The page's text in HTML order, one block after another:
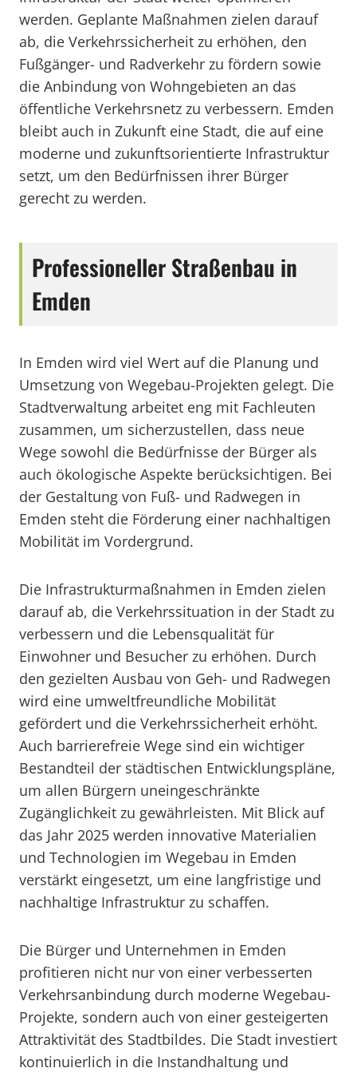
werden. Geplante Maßnahmen zielen darauf
ab, die Verkehrssicherheit zu erhöhen, den
Fußgänger- und Radverkehr zu fördern sowie
die Anbindung von Wohngebieten an das
öffentliche Verkehrsnetz zu verbessern. Emden
bleibt auch in Zukunft eine Stadt, die auf eine
moderne und zukunftsorientierte Infrastruktur
setzt, um den Bedürfnissen ihrer Bürger
gerecht zu werden.
Professioneller Straßenbau in
Emden
In Emden wird viel Wert auf die Planung und
Umsetzung von Wegebau-Projekten gelegt. Die
Stadtverwaltung arbeitet eng mit Fachleuten
zusammen, um sicherzustellen, dass neue
Wege sowohl die Bedürfnisse der Bürger als
auch ökologische Aspekte berücksichtigen. Bei
der Gestaltung von Fuß- und Radwegen in
Emden steht die Förderung einer nachhaltigen
Mobilität im Vordergrund.
Die Infrastrukturmaßnahmen in Emden zielen
darauf ab, die Verkehrssituation in der Stadt zu
verbessern und die Lebensqualität für
Einwohner und Besucher zu erhöhen. Durch
den gezielten Ausbau von Geh- und Radwegen
wird eine umweltfreundliche Mobilität
gefördert und die Verkehrssicherheit erhöht.
Auch barrierefreie Wege sind ein wichtiger
Bestandteil der städtischen Entwicklungspläne,
um allen Bürgern uneingeschränkte
Zugänglichkeit zu gewährleisten. Mit Blick auf
das Jahr 2025 werden innovative Materialien
und Technologien im Wegebau in Emden
verstärkt eingesetzt, um eine langfristige und
nachhaltige Infrastruktur zu schaffen.
Die Bürger und Unternehmen in Emden
profitieren nicht nur von einer verbesserten
Verkehrsanbindung durch moderne Wegebau-
Projekte, sondern auch von einer gesteigerten
Attraktivität des Stadtbildes. Die Stadt investiert
kontinuierlich in die Instandhaltung und